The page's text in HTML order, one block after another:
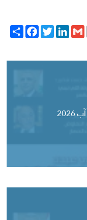
Share
FacebookTwitter
LinkedInGmail